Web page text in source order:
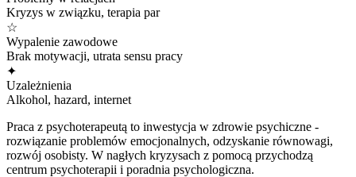
Kryzys w związku, terapia par
☆
Wypalenie zawodowe
Brak motywacji, utrata sensu pracy
✦
Uzależnienia
Alkohol, hazard, internet
Praca z psychoterapeutą to inwestycja w zdrowie psychiczne -
rozwiązanie problemów emocjonalnych, odzyskanie równowagi,
rozwój osobisty. W nagłych kryzysach z pomocą przychodzą
centrum psychoterapii i poradnia psychologiczna.